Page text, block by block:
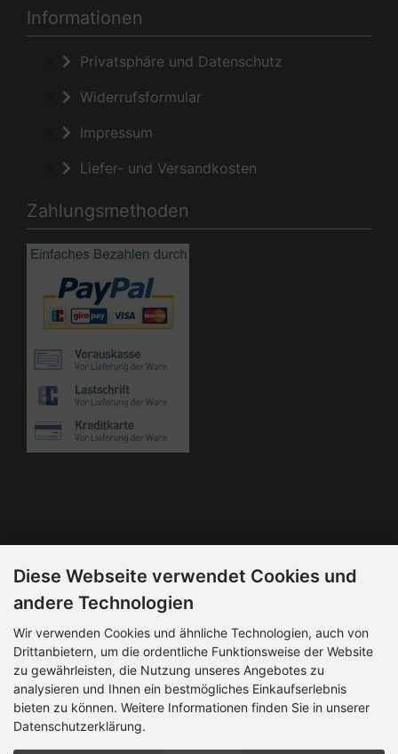
Informationen
Privatsphäre und Datenschutz
Widerrufsformular
Impressum
Liefer- und Versandkosten
Zahlungsmethoden
Der Newsletter kann jederzeit hier oder in Ihrem Kundenkonto
abbestellt werden.
Diese Webseite verwendet Cookies und
andere Technologien
Wir verwenden Cookies und ähnliche Technologien, auch von
Drittanbietern, um die ordentliche Funktionsweise der Website
zu gewährleisten, die Nutzung unseres Angebotes zu
analysieren und Ihnen ein bestmögliches Einkaufserlebnis
bieten zu können. Weitere Informationen finden Sie in unserer
Datenschutzerklärung.